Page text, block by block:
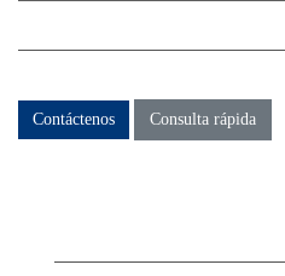
Contáctenos Consulta rápida